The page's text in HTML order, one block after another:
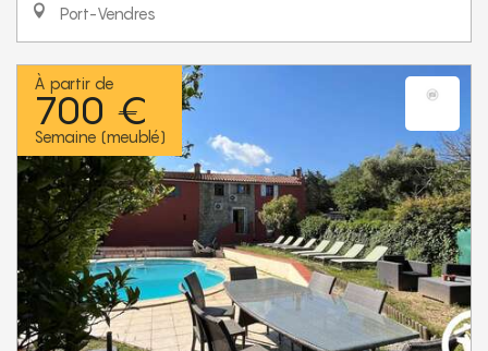
Port-Vendres
À partir de
700 €
Semaine (meublé)